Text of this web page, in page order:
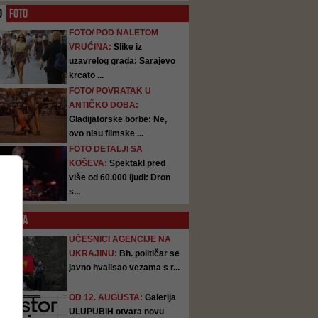
FOTO
FOTO/ POD NALETOM
VRUĆINA: Slike iz
uzavrelog grada: Sarajevo
krcato ...
FOTO/ POVRATAK U
ANTIČKO DOBA:
Gladijatorske borbe: Ne,
ovo nisu filmske ...
FOTO DETALJI SA
KOŠEVA: Spektakl pred
više od 60.000 ljudi: Dron
s...
SATA
UČESNICI AGENCIJE NA
UKRAJINU: Bh. političar se
javno hvalisao vezama s r...
OD 12. AUGUSTA: Galerija
ULUPUBiH otvara novu